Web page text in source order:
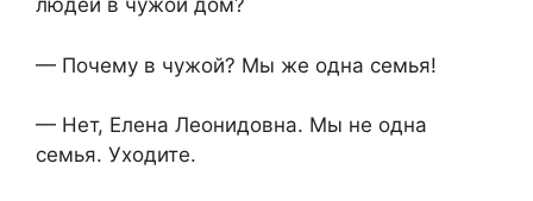
людей в чужой дом?
— Почему в чужой? Мы же одна семья!
— Нет, Елена Леонидовна. Мы не одна
семья. Уходите.